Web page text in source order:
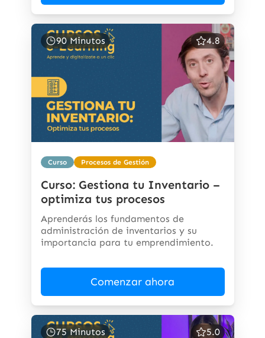
90 Minutos 4.8
Curso Procesos de Gestión
Curso: Gestiona tu Inventario –
optimiza tus procesos
Aprenderás los fundamentos de
administración de inventarios y su
importancia para tu emprendimiento.
Comenzar ahora
75 Minutos 5.0